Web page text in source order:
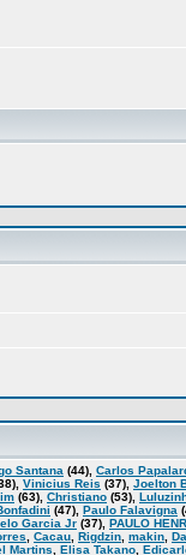
Santana (44), Carlos
Vinicius Reis (37), Joelton
(63), Christiano (53),
(47), Paulo Falavigna
Garcia Jr (37), PAULO
Cacau Rigdzin makin
Martins Elisa Takano